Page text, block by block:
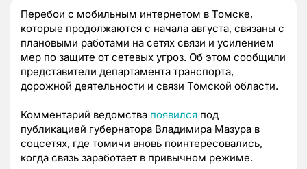
Перебои с мобильным интернетом в Томске,
которые продолжаются с начала августа, связаны с
плановыми работами на сетях связи и усилением
мер по защите от сетевых угроз. Об этом сообщили
представители департамента транспорта,
дорожной деятельности и связи Томской области.
Комментарий ведомства появился под
публикацией губернатора Владимира Мазура в
соцсетях, где томичи вновь поинтересовались,
когда связь заработает в привычном режиме.